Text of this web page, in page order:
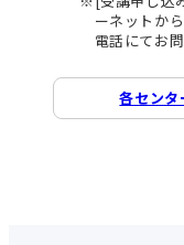
ーネットか
電話にてお
各センタ